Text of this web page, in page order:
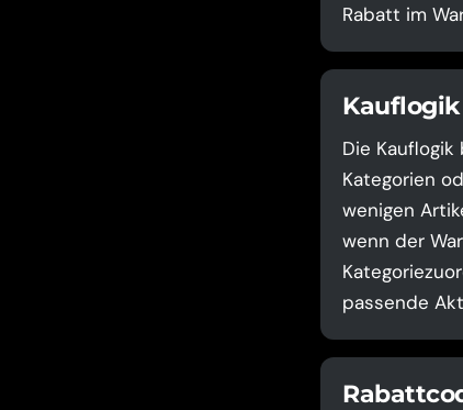
Rabatt im
Kauflogik
Die
Kategorien
wenigen
wenn der
passende